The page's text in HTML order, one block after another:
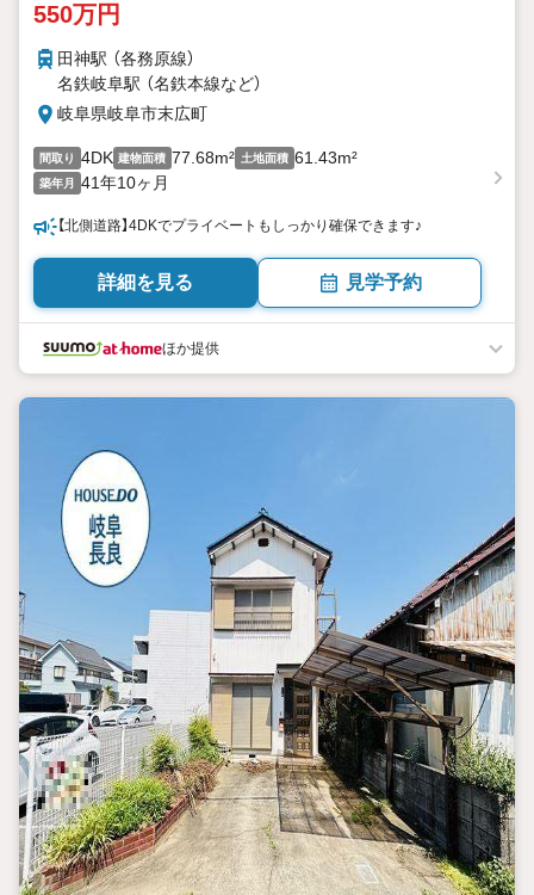
550万円
田神駅 （各務原線）
名鉄岐阜駅 （名鉄本線など）
岐阜県岐阜市末広町
間取り 4DK 建物面積 77.68m² 土地面積 61.43m²
築年月 41年10ヶ月
【北側道路】4DKでプライベートもしっかり確保できます♪
詳細を見る 見学予約
ほか提供